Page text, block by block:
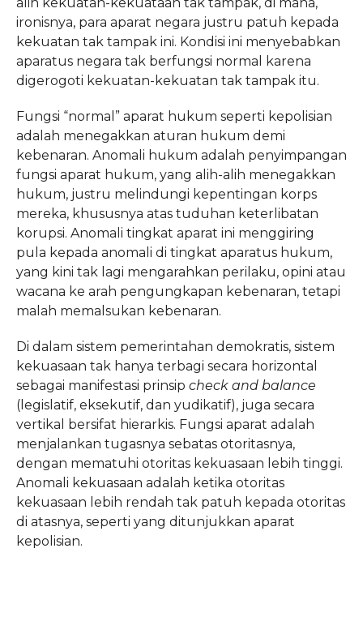
ironisnya, para aparat negara justru patuh kepada
kekuatan tak tampak ini. Kondisi ini menyebabkan
aparatus negara tak berfungsi normal karena
digerogoti kekuatan-kekuatan tak tampak itu.
Fungsi “normal” aparat hukum seperti kepolisian
adalah menegakkan aturan hukum demi
kebenaran. Anomali hukum adalah penyimpangan
fungsi aparat hukum, yang alih-alih menegakkan
hukum, justru melindungi kepentingan korps
mereka, khususnya atas tuduhan keterlibatan
korupsi. Anomali tingkat aparat ini menggiring
pula kepada anomali di tingkat aparatus hukum,
yang kini tak lagi mengarahkan perilaku, opini atau
wacana ke arah pengungkapan kebenaran, tetapi
malah memalsukan kebenaran.
Di dalam sistem pemerintahan demokratis, sistem
kekuasaan tak hanya terbagi secara horizontal
sebagai manifestasi prinsip check and balance
(legislatif, eksekutif, dan yudikatif), juga secara
vertikal bersifat hierarkis. Fungsi aparat adalah
menjalankan tugasnya sebatas otoritasnya,
dengan mematuhi otoritas kekuasaan lebih tinggi.
Anomali kekuasaan adalah ketika otoritas
kekuasaan lebih rendah tak patuh kepada otoritas
di atasnya, seperti yang ditunjukkan aparat
kepolisian.